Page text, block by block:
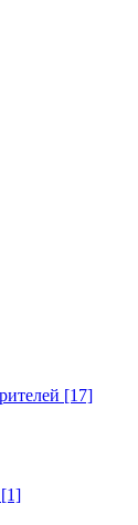
[17]
[1]